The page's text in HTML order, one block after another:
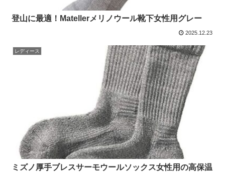
登山に最適！Matellerメリノウール靴下女性用グレー
2025.12.23
レディース
ミズノ厚手ブレスサーモウールソックス女性用の高保温